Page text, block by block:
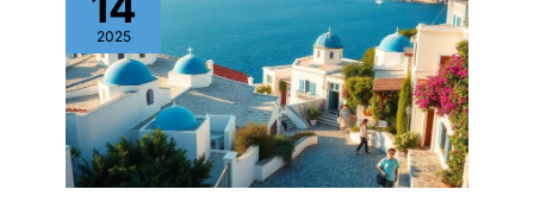
2025